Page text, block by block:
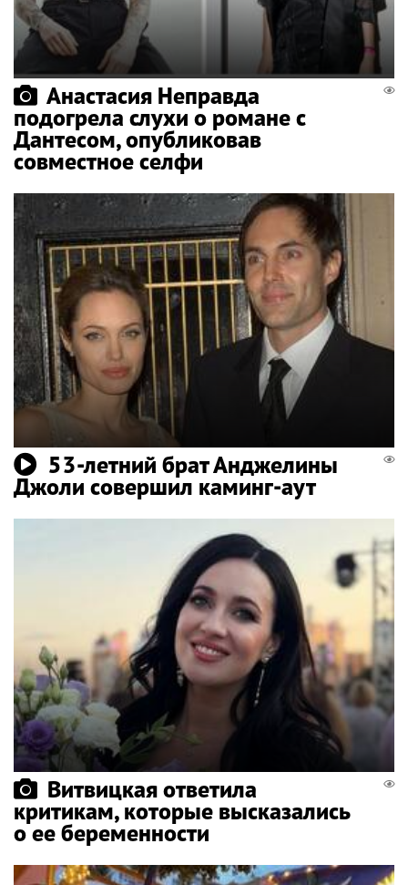
Анастасия Неправда
подогрела слухи о романе с
Дантесом, опубликовав
совместное селфи
53-летний брат Анджелины
Джоли совершил каминг-аут
Витвицкая ответила
критикам, которые высказались
о ее беременности